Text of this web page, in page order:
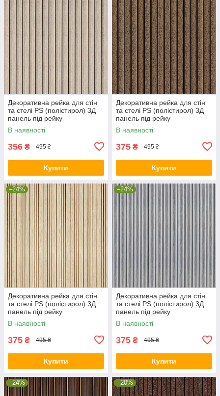
Декоративна рейка для стін
та стелі PS (полістирол) 3Д
панель під рейку
2900х120х12мм Сріблястий
дуб (SW-00002143)
В наявності
356 ₴ 495 ₴
Купити
Декоративна рейка для стін
та стелі PS (полістирол) 3Д
панель під рейку
2900х120х12мм Шоколадний
мармур (SW-00001754)
В наявності
375 ₴ 495 ₴
Купити
–24%
Декоративна рейка для стін
та стелі PS (полістирол) 3Д
панель під рейку
2900х120х12мм Пісочне
дерево (SW-00002137)
В наявності
375 ₴ 495 ₴
Купити
–24%
Декоративна рейка для стін
та стелі PS (полістирол) 3Д
панель під рейку
2900х120х12мм Сіре дерево
(SW-00002142)
В наявності
375 ₴ 495 ₴
Купити
–24% –20%